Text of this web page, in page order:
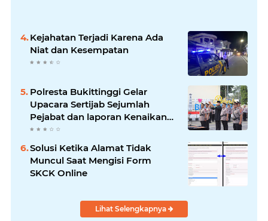
Kejahatan Terjadi Karena Ada
Niat dan Kesempatan
Polresta Bukittinggi Gelar
Upacara Sertijab Sejumlah
Pejabat dan laporan Kenaikan
Pangkat Pengabdian
Solusi Ketika Alamat Tidak
Muncul Saat Mengisi Form
SKCK Online
Lihat Selengkapnya